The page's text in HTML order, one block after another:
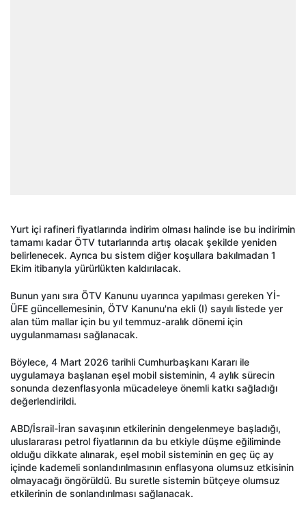
Yurt içi rafineri fiyatlarında indirim olması halinde ise bu indirimin
tamamı kadar ÖTV tutarlarında artış olacak şekilde yeniden
belirlenecek. Ayrıca bu sistem diğer koşullara bakılmadan 1
Ekim itibarıyla yürürlükten kaldırılacak.
Bunun yanı sıra ÖTV Kanunu uyarınca yapılması gereken Yİ-
ÜFE güncellemesinin, ÖTV Kanunu'na ekli (I) sayılı listede yer
alan tüm mallar için bu yıl temmuz-aralık dönemi için
uygulanmaması sağlanacak.
Böylece, 4 Mart 2026 tarihli Cumhurbaşkanı Kararı ile
uygulamaya başlanan eşel mobil sisteminin, 4 aylık sürecin
sonunda dezenflasyonla mücadeleye önemli katkı sağladığı
değerlendirildi.
ABD/İsrail-İran savaşının etkilerinin dengelenmeye başladığı,
uluslararası petrol fiyatlarının da bu etkiyle düşme eğiliminde
olduğu dikkate alınarak, eşel mobil sisteminin en geç üç ay
içinde kademeli sonlandırılmasının enflasyona olumsuz etkisinin
olmayacağı öngörüldü. Bu suretle sistemin bütçeye olumsuz
etkilerinin de sonlandırılması sağlanacak.